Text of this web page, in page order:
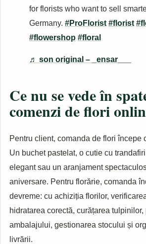
for florists who want to sell
Germany. #ProFlorist #florist
#flowershop #floral
♬ son original – _ensar___
Ce nu se vede în
comenzi de flori
Pentru client, comanda de flori începe
Un buchet pastelat, o cutie cu
elegant sau un aranjament
aniversare. Pentru florărie, comanda
devreme: cu achiziția florilor,
hidratarea corectă, curățarea tulpinilor,
ambalajului, gestionarea stocului și
livrării.